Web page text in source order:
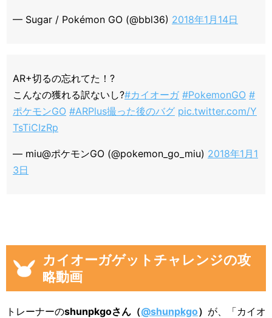
— Sugar / Pokémon GO (@bbl36) 2018年1月14日
AR+切るの忘れてた！?
こんなの獲れる訳ないし?#カイオーガ #PokemonGO #
ポケモンGO #ARPlus撮った後のバグ pic.twitter.com/Y
TsTiCIzRp
— miu@ポケモンGO (@pokemon_go_miu) 2018年1月1
3日
カイオーガゲットチャレンジの攻
略動画
トレーナーのshunpkgoさん（@shunpkgo） が、「カイオ